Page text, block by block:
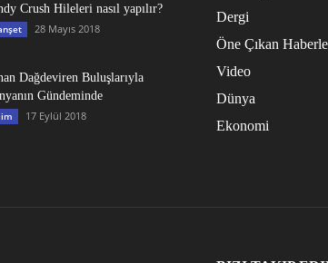
Crush Hileleri nasıl yapılır?
28 Mayıs 2018
Dağdeviren Buluşlarıyla
Gündeminde
17 Eylül 2018
Dergi
Öne Çıkan
Video
Dünya
Ekonomi